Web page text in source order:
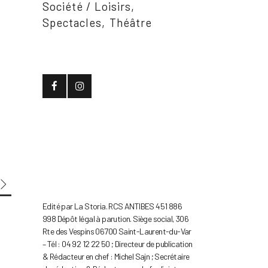
Société / Loisirs
Spectacles
Théâtre
Edité par La Storia. RCS ANTIBES 451 886
998 Dépôt légal à parution. Siège social, 306
Rte des Vespins 06700 Saint-Laurent-du-Var
– Tél : 04 92 12 22 50 ; Directeur de publication
& Rédacteur en chef : Michel Sajn ; Secrétaire